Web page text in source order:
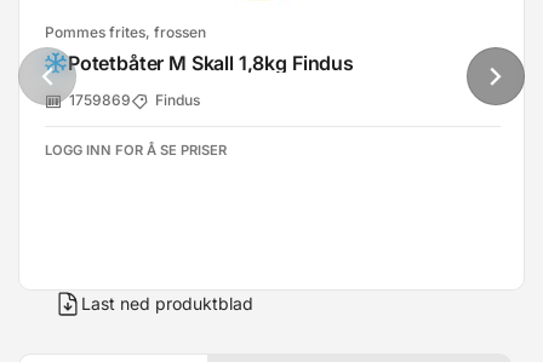
Pommes frites, frossen
Potetbåter M Skall 1,8kg Findus
1759869 Findus
LOGG INN FOR Å SE PRISER
Last ned produktblad